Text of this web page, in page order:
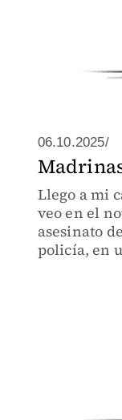
06.10.2025/
Llego a mi
veo en el
asesinato
policía, en